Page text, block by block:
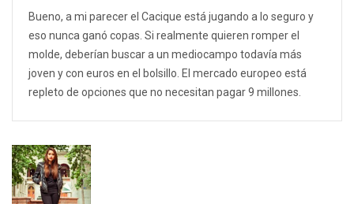
Bueno, a mi parecer el Cacique está jugando a lo seguro y
eso nunca ganó copas. Si realmente quieren romper el
molde, deberían buscar a un mediocampo todavía más
joven y con euros en el bolsillo. El mercado europeo está
repleto de opciones que no necesitan pagar 9 millones.